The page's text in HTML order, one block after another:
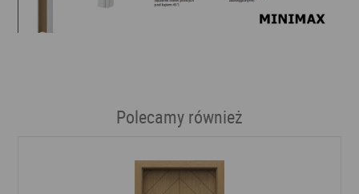
Polecamy również